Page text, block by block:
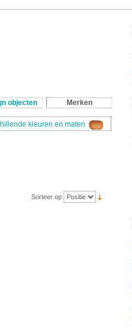
objecten Merken
kleuren en maten
Sorteer op